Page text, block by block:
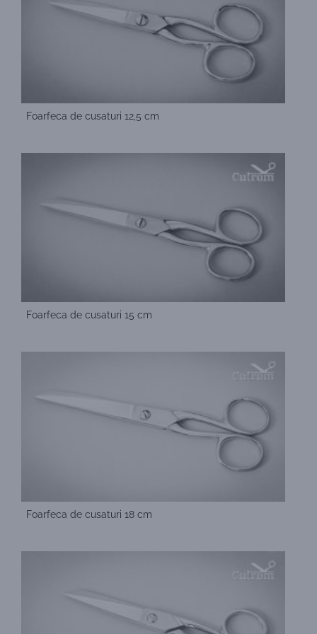
Foarfeca de cusaturi 12,5 cm
Foarfeca de cusaturi 15 cm
Foarfeca de cusaturi 18 cm